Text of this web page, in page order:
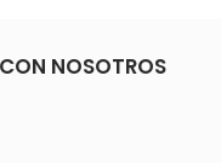
NOSOTROS